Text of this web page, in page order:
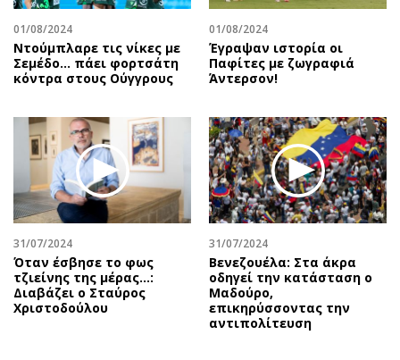
01/08/2024
Ντούμπλαρε τις νίκες με
Σεμέδο… πάει φορτσάτη
κόντρα στους Ούγγρους
01/08/2024
Έγραψαν ιστορία οι
Παφίτες με ζωγραφιά
Άντερσον!
31/07/2024
Όταν έσβησε το φως
τζιείνης της μέρας…:
Διαβάζει ο Σταύρος
Χριστοδούλου
31/07/2024
Βενεζουέλα: Στα άκρα
οδηγεί την κατάσταση ο
Μαδούρο,
επικηρύσσοντας την
αντιπολίτευση